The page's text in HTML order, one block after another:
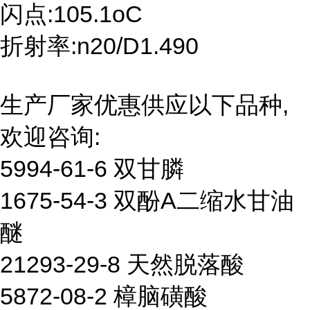
闪点:105.1oC
折射率:n20/D1.490
生产厂家优惠供应以下品种,
欢迎咨询:
5994-61-6 双甘膦
1675-54-3 双酚A二缩水甘油
醚
21293-29-8 天然脱落酸
5872-08-2 樟脑磺酸